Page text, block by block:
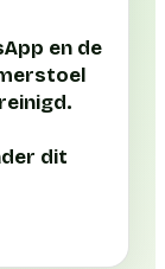
en de
dit